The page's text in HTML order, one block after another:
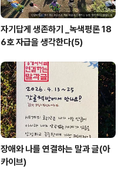
자기답게 생존하기 _녹색평론 18
6호 자급을 생각한다(5)
장애와 나를 연결하는 말과 글(아
카이브)